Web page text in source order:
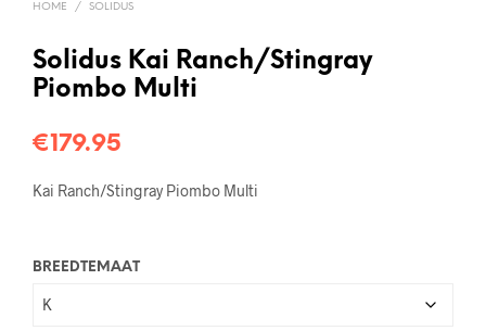
HOME / SOLIDUS
Solidus Kai Ranch/Stingray
Piombo Multi
€179.95
Kai Ranch/Stingray Piombo Multi
BREEDTEMAAT